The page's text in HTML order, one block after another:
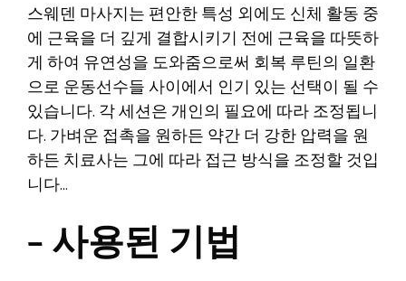
스웨덴 마사지는 편안한 특성 외에도 신체 활동 중
에 근육을 더 깊게 결합시키기 전에 근육을 따뜻하
게 하여 유연성을 도와줌으로써 회복 루틴의 일환
으로 운동선수들 사이에서 인기 있는 선택이 될 수
있습니다. 각 세션은 개인의 필요에 따라 조정됩니
다. 가벼운 접촉을 원하든 약간 더 강한 압력을 원
하든 치료사는 그에 따라 접근 방식을 조정할 것입
니다…
– 사용된 기법